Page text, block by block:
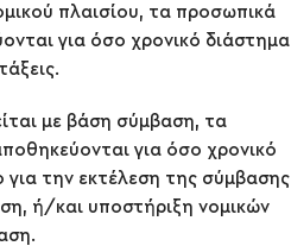
πλαισίου, τα προσωπικά
για όσο χρονικό διάστημα
με βάση σύμβαση, τα
για όσο χρονικό
για την εκτέλεση της σύμβασης
ή/και υποστήριξη νομικών